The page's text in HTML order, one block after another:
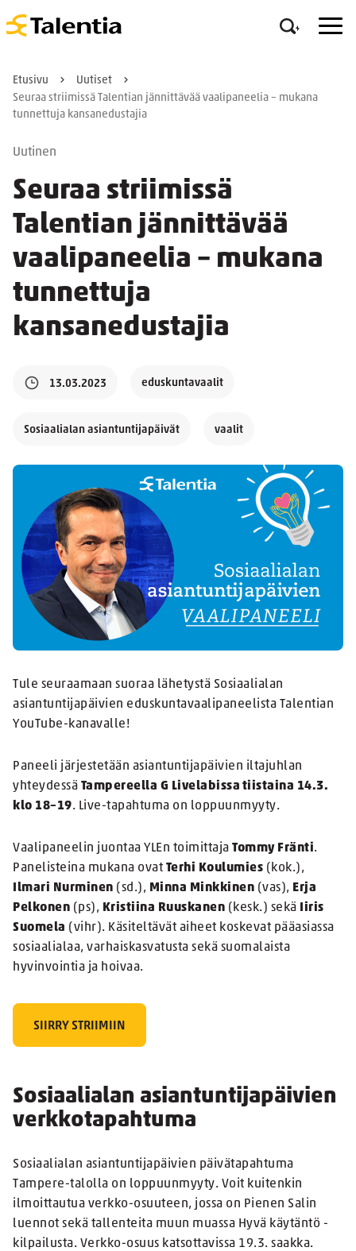
Etusivu
Uutiset
Seuraa striimissä Talentian jännittävää vaalipaneelia – mukana
tunnettuja kansanedustajia
Uutinen
Seuraa striimissä
Talentian jännittävää
vaalipaneelia – mukana
tunnettuja
kansanedustajia
13.03.2023 eduskuntavaalit
Sosiaalialan asiantuntijapäivät vaalit
Tule seuraamaan suoraa lähetystä Sosiaalialan
asiantuntijapäivien eduskuntavaalipaneelista Talentian
YouTube-kanavalle!
Paneeli järjestetään asiantuntijapäivien iltajuhlan
yhteydessä Tampereella G Livelabissa tiistaina 14.3.
klo 18–19. Live-tapahtuma on loppuunmyyty.
Vaalipaneelin juontaa YLEn toimittaja Tommy Fränti.
Panelisteina mukana ovat Terhi Koulumies (kok.),
Ilmari Nurminen (sd.), Minna Minkkinen (vas), Erja
Pelkonen (ps), Kristiina Ruuskanen (kesk.) sekä Iiris
Suomela (vihr). Käsiteltävät aiheet koskevat pääasiassa
sosiaalialaa, varhaiskasvatusta sekä suomalaista
hyvinvointia ja hoivaa.
SIIRRY STRIIMIIN
Sosiaalialan asiantuntijapäivien
verkkotapahtuma
Sosiaalialan asiantuntijapäivien päivätapahtuma
Tampere-talolla on loppuunmyyty. Voit kuitenkin
ilmoittautua verkko-osuuteen, jossa on Pienen Salin
luennot sekä tallenteita muun muassa Hyvä käytäntö -
kilpailusta. Verkko-osuus katsottavissa 19.3. saakka.